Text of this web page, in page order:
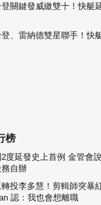
登關鍵發威繳雙十！快艇
、雷納德雙星聯手！快
榜
度延發史上首例 金管會
自辦
投李多慧！剪輯師突暴
認：我也會想離職